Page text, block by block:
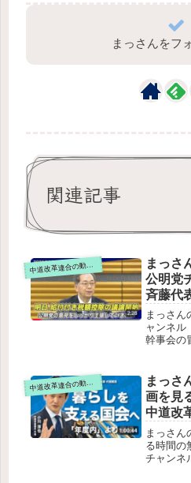
まっさんをフ
関連記事
中道改革連合の動画をテキスト要約
まっさ
公明党
斉藤代
挨拶で
ついて
キスト
まっさ
ャンネ
幹事会の
ント整理
背景技術
連携政治
中道改革連合の動画をテキスト要約
まっさ
画を見
中道改
年2月
質問｜
生活の
まっさん
る時間の
チャンネ